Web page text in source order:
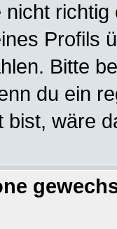
Profils
Bitte
du ein
bist, wäre